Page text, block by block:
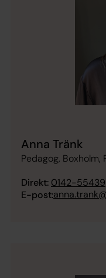
Anna Tränk
Pedagog,
Direkt: 0142-55439
E-post: